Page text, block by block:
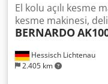
Hessisch Lichtenau
2.405 km
El kolu açılı kesme
kesme makinesi,
BERNARDO